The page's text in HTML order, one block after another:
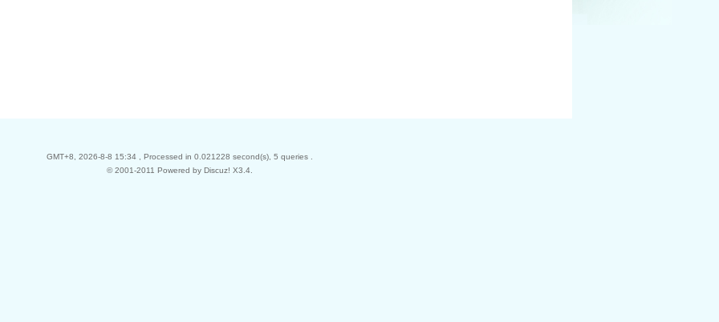
GMT+8, 2026-8-8 15:34
, Processed in 0.021228 second(s), 5 queries .
© 2001-2011 Powered by Discuz! X3.4